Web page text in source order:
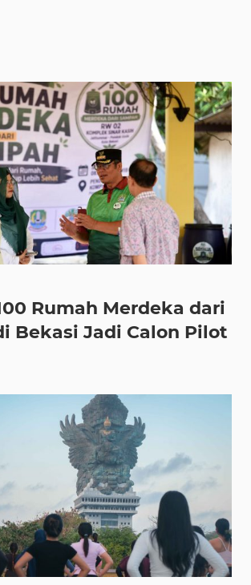
Rumah Merdeka dari
Bekasi Jadi Calon Pilot